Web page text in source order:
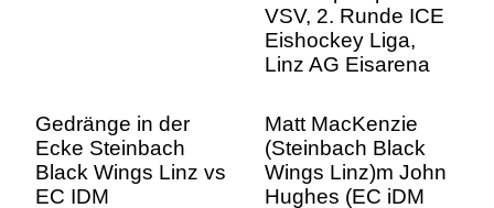
Gedränge in der
Ecke Steinbach
Black Wings Linz vs
EC IDM
Matt MacKenzie
(Steinbach Black
Wings Linz)m John
Hughes (EC iDM